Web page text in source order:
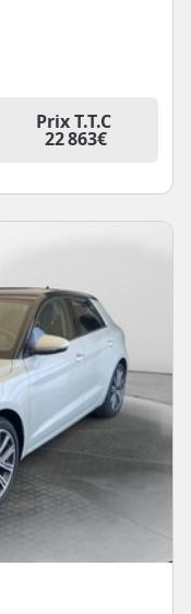
Prix T.T.C
22 863€